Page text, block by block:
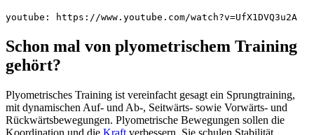
youtube: https://www.youtube.com/watch?v=UfX1DVQ3u2A
Schon mal von plyometrischem Training
gehört?
Plyometrisches Training ist vereinfacht gesagt ein Sprungtraining,
mit dynamischen Auf- und Ab-, Seitwärts- sowie Vorwärts- und
Rückwärtsbewegungen. Plyometrische Bewegungen sollen die
Koordination und die Kraft verbessern. Sie schulen Stabilität,